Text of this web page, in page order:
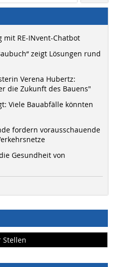
mit RE-INvent-Chatbot
zeigt Lösungen rund
Verena Hubertz:
die Zukunft des Bauens"
Viele Bauabfälle könnten
fordern vorausschauende
Gesundheit von
Stellen